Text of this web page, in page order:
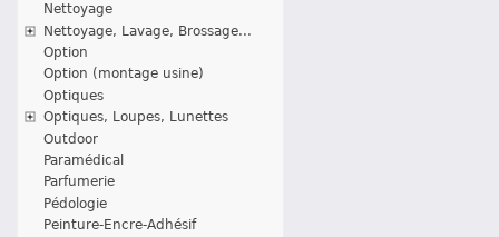
Nettoyage
Nettoyage, Lavage, Brossage...
Option
Option (montage usine)
Optiques
Optiques, Loupes, Lunettes
Outdoor
Paramédical
Parfumerie
Pédologie
Peinture-Encre-Adhésif